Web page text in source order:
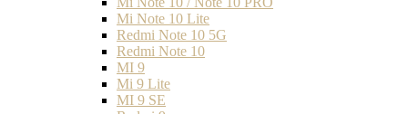
Mi Note 10 Lite
Redmi Note 10 5G
Redmi Note 10
MI 9
Mi 9 Lite
MI 9 SE